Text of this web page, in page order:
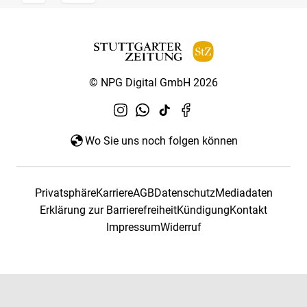
© NPG Digital GmbH 2026
Wo Sie uns noch folgen können
PrivatsphäreKarriereAGBDatenschutzMediadaten
Erklärung zur BarrierefreiheitKündigungKontakt
ImpressumWiderruf